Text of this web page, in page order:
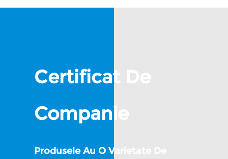
Certificat De
Companie
Produsele Au O Varietate De